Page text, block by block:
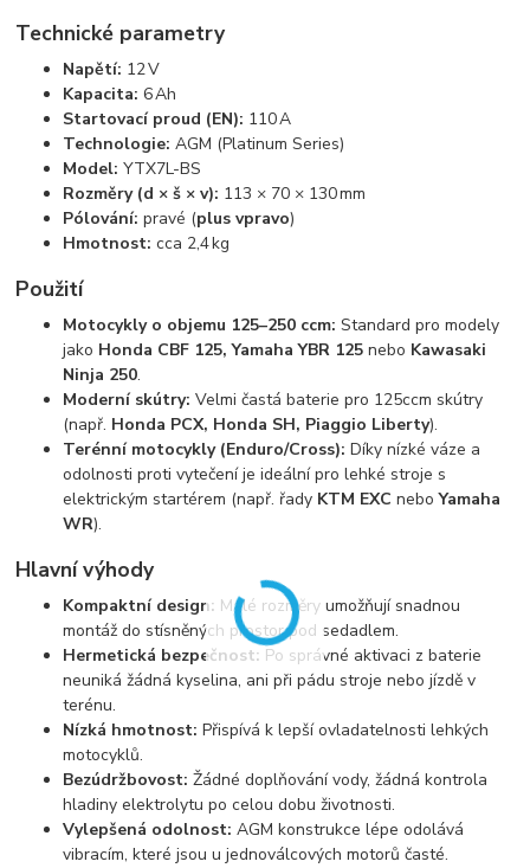
Technické parametry
Napětí: 12 V
Kapacita: 6 Ah
Startovací proud (EN): 110 A
Technologie: AGM (Platinum Series)
Model: YTX7L-BS
Rozměry (d × š × v): 113 × 70 × 130 mm
Pólování: pravé (plus vpravo)
Hmotnost: cca 2,4 kg
Použití
Motocykly o objemu 125–250 ccm: Standard pro modely
jako Honda CBF 125, Yamaha YBR 125 nebo Kawasaki
Ninja 250.
Moderní skútry: Velmi častá baterie pro 125ccm skútry
(např. Honda PCX, Honda SH, Piaggio Liberty).
Terénní motocykly (Enduro/Cross): Díky nízké váze a
odolnosti proti vytečení je ideální pro lehké stroje s
elektrickým startérem (např. řady KTM EXC neboYamaha
WR).
Hlavní výhody
Kompaktní design: Malé rozměry umožňují snadnou
montáž do stísněných prostor pod sedadlem.
Hermetická bezpečnost: Po správné aktivaci z baterie
neuniká žádná kyselina, ani při pádu stroje nebo jízdě v
terénu.
Nízká hmotnost: Přispívá k lepší ovladatelnosti lehkých
motocyklů.
Bezúdržbovost: Žádné doplňování vody, žádná kontrola
hladiny elektrolytu po celou dobu životnosti.
Vylepšená odolnost: AGM konstrukce lépe odolává
vibracím, které jsou u jednoválcových motorů časté.